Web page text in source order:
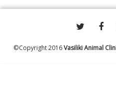
©Copyright 2016Vasiliki Animal